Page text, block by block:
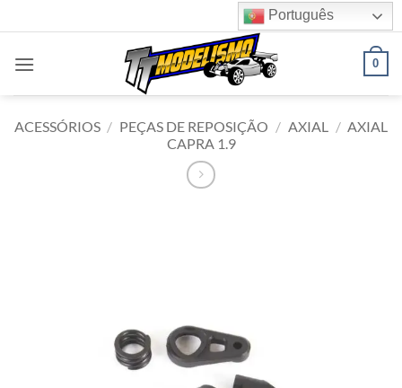
to
content
Português
0
ACESSÓRIOS / PEÇAS DE REPOSIÇÃO / AXIAL / AXIAL
CAPRA 1.9